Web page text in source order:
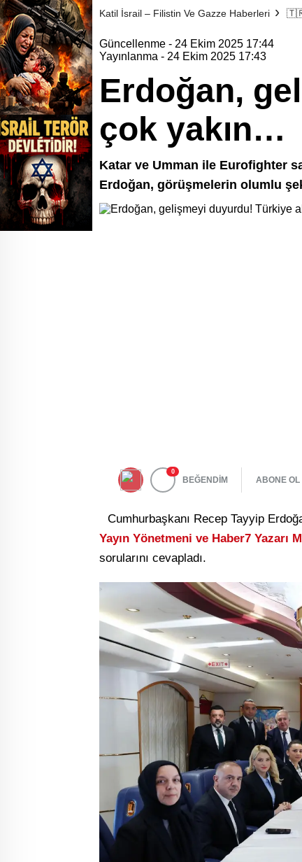
Katil İsrail – Filistin Ve Gazze Haberleri 🇹🇷
Güncellenme - 24 Ekim 2025 17:44
Yayınlanma - 24 Ekim 2025 17:43
Erdoğan,
çok yakın…
Katar ve Umman ile Eurofighter
Erdoğan, görüşmelerin olumlu
0
BEĞENDİM ABONE OL
Cumhurbaşkanı Recep Tayyip
Yayın Yönetmeni ve Haber7 Yazarı
sorularını cevapladı.